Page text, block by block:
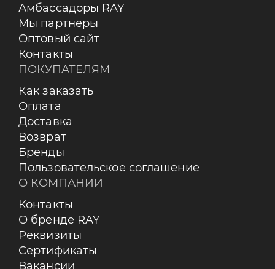
Амбассадоры RAY
Мы партнеры
Оптовый сайт
Контакты
ПОКУПАТЕЛЯМ
Как заказать
Оплата
Доставка
Возврат
Бренды
Пользовательское соглашение
О КОМПАНИИ
Контакты
О бренде RAY
Реквизиты
Сертификаты
Вакансии